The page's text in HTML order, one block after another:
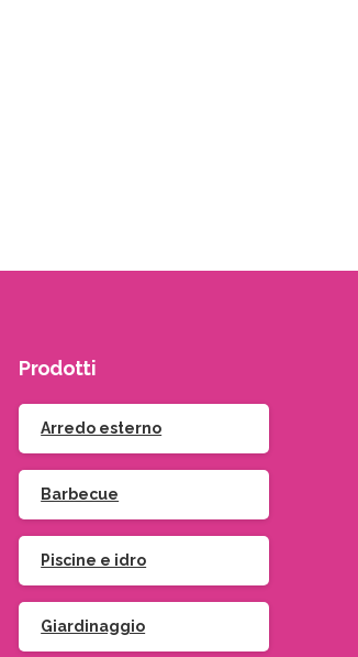
Prodotti
Arredo esterno
Barbecue
Piscine e idro
Giardinaggio